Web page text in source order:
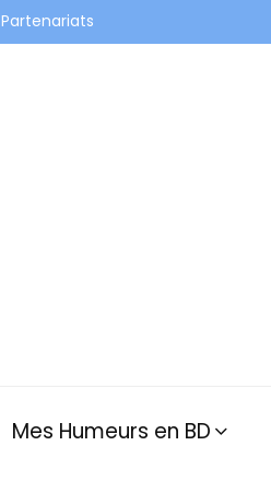
Partenariats
Mes Humeurs en BD